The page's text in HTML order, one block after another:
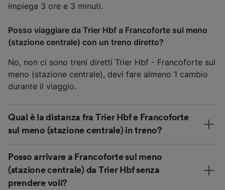
impiega 3 ore e 3 minuti.
Posso viaggiare da Trier Hbf a Francoforte sul meno
(stazione centrale) con un treno diretto?
No, non ci sono treni diretti Trier Hbf - Francoforte sul
meno (stazione centrale), devi fare almeno 1 cambio
durante il viaggio.
Qual è la distanza fra Trier Hbf e Francoforte
sul meno (stazione centrale) in treno?
Posso arrivare a Francoforte sul meno
(stazione centrale) da Trier Hbf senza
prendere voli?